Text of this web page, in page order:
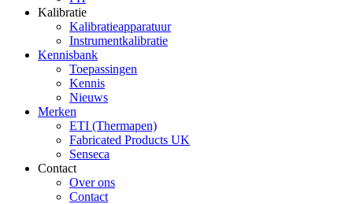
Kalibratie
Kalibratieapparatuur
Instrumentkalibratie
Kennisbank
Toepassingen
Kennis
Nieuws
Merken
ETI (Thermapen)
Fabricated Products UK
Senseca
Contact
Over ons
Contact